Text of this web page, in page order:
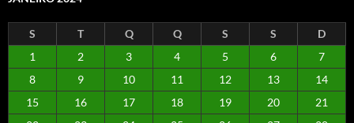
S T Q Q S S
D
1
2 3 4 5 6
7
8
9 10 11 12 13
14
15
16 17 18 19 20
21